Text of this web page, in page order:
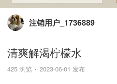
注销用户_1736889
清爽解渴柠檬水
425 浏览 2023-06-01 发布